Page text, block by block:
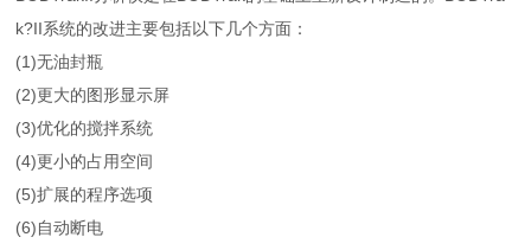
k?II系统的改进主要包括以下几个方面：
(1)无油封瓶
(2)更大的图形显示屏
(3)优化的搅拌系统
(4)更小的占用空间
(5)扩展的程序选项
(6)自动断电